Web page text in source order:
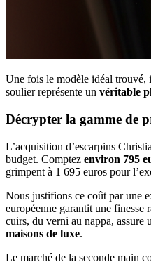
Une fois le modèle idéal
soulier représente un véritable
Décrypter la gamme de
L’acquisition d’escarpins
budget. Comptez environ 795
grimpent à 1 695 euros pour
Nous justifions ce coût par une
européenne garantit une finesse
cuirs, du verni au nappa, assure
maisons de luxe.
Le marché de la seconde main